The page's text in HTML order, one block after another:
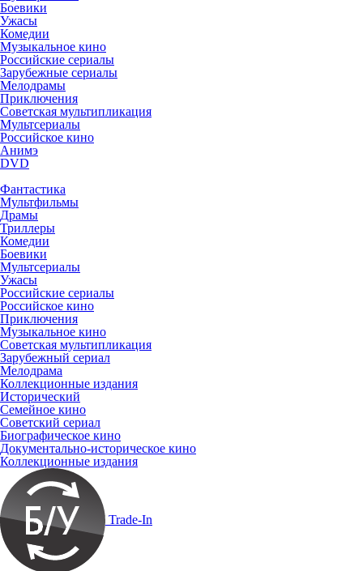
Боевики
Ужасы
Комедии
Музыкальное кино
Российские сериалы
Зарубежные сериалы
Мелодрамы
Приключения
Советская мультипликация
Мультсериалы
Российское кино
Анимэ
DVD
Фантастика
Мультфильмы
Драмы
Триллеры
Комедии
Боевики
Мультсериалы
Ужасы
Российские сериалы
Российское кино
Приключения
Музыкальное кино
Советская мультипликация
Зарубежный сериал
Мелодрама
Коллекционные издания
Исторический
Семейное кино
Советский сериал
Биографическое кино
Документально-историческое кино
Коллекционные издания
Trade-In